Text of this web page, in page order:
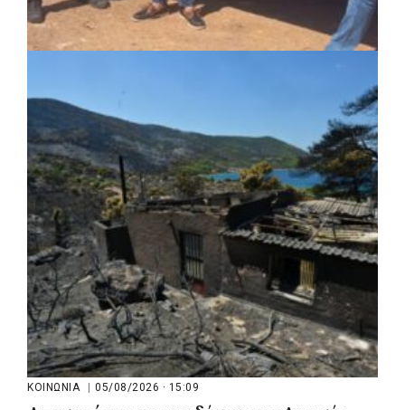
ΣΠΑΠ: Νέα οχήματα πυροπροστασίας σε
Γαλάτσι, Μαρούσι και Λυκόβρυση –
Πεύκη
ΚΟΙΝΩΝΙΑ | 05/08/2026 · 15:09